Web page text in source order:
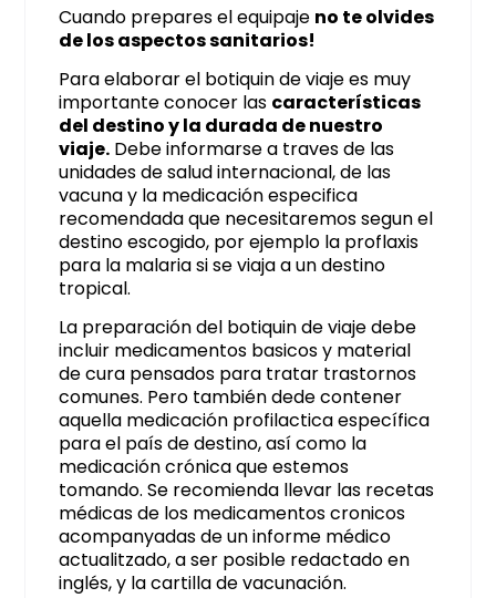
Cuando prepares el equipaje no te olvides
de los aspectos sanitarios!
Para elaborar el botiquin de viaje es muy
importante conocer las características
del destino y la durada de nuestro
viaje. Debe informarse a traves de las
unidades de salud internacional, de las
vacuna y la medicación especifica
recomendada que necesitaremos segun el
destino escogido, por ejemplo la proflaxis
para la malaria si se viaja a un destino
tropical.
La preparación del botiquin de viaje debe
incluir medicamentos basicos y material
de cura pensados para tratar trastornos
comunes. Pero también dede contener
aquella medicación profilactica específica
para el país de destino, así como la
medicación crónica que estemos
tomando. Se recomienda llevar las recetas
médicas de los medicamentos cronicos
acompanyadas de un informe médico
actualitzado, a ser posible redactado en
inglés, y la cartilla de vacunación.